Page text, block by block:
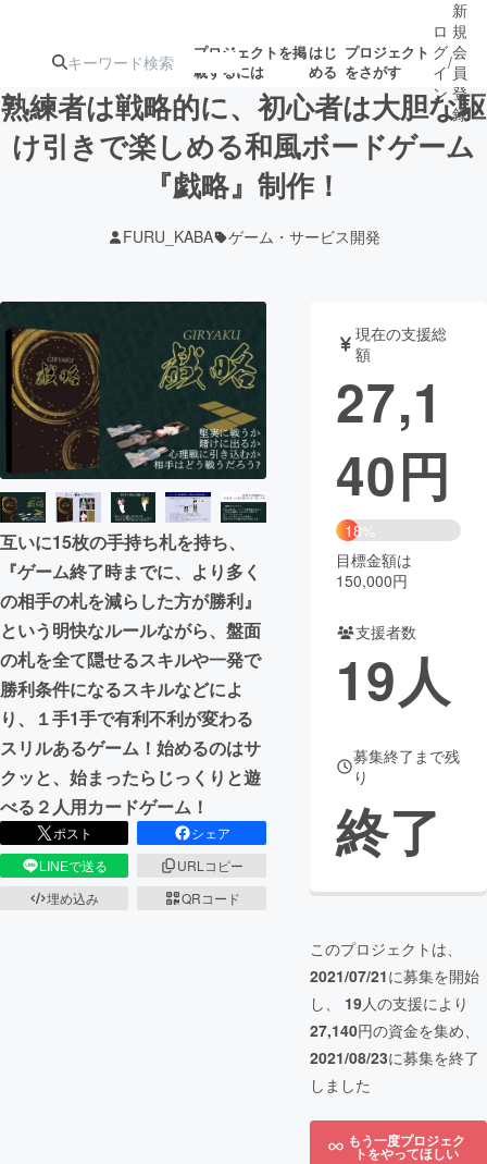
プロジェクトを掲
載するには
はじ
める
プロジェクト
をさがす
注目の新着プロ募集終了が近いプ
テクノロジー・ガジェット
書籍・雑誌
ビジネス・起業 チャレンジ
まちづくり・地域活性化
CAMPFIRE for Social Good
CAMPFIRE Creation
CAMPFIREふるさと納税machi-ya コミュニティ
ロ
グ
イ
ン
/
新
規
会
員
登
録
熟練者は戦略的に、初心者は大胆な駆
け引きで楽しめる和風ボードゲーム
『戯略』制作！
FURU_KABA ゲーム・サービス開発
互いに15枚の手持ち札を持ち、
『ゲーム終了時までに、より多く
の相手の札を減らした方が勝利』
という明快なルールながら、盤面
の札を全て隠せるスキルや一発で
勝利条件になるスキルなどによ
り、１手1手で有利不利が変わる
スリルあるゲーム！始めるのはサ
クッと、始まったらじっくりと遊
べる２人用カードゲーム！
ポスト
シェア
LINEで送る
URLコピー
埋め込み
QRコード
現在の支援総
額
27,1
40円
18%
目標金額は
150,000円
支援者数
19人
募集終了まで残
り
終了
このプロジェクトは、
2021/07/21に募集を開始
し、 19人の支援により
27,140円の資金を集め、
2021/08/23に募集を終了
しました
もう一度プロジェク
トをやってほしい